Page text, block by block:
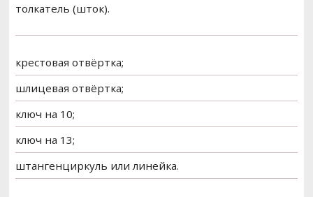
толкатель (шток).
крестовая отвёртка;
шлицевая отвёртка;
ключ на 10;
ключ на 13;
штангенциркуль или линейка.